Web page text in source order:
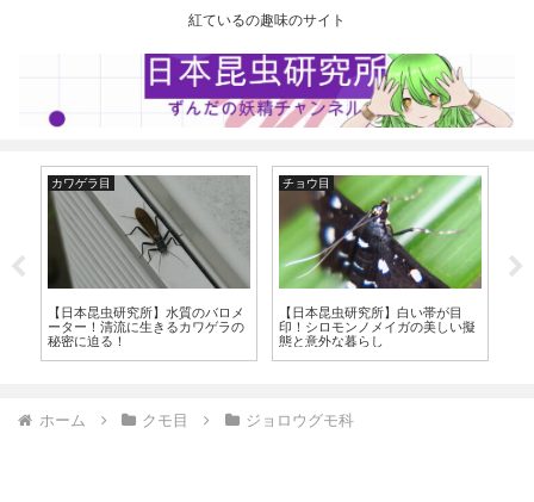
紅ているの趣味のサイト
カワゲラ目
【日本昆虫研究所】水質のバロメ
ーター！清流に生きるカワゲラの
秘密に迫る！
チョウ目
【日本昆虫研究所】白い帯が目
印！シロモンノメイガの美しい擬
態と意外な暮らし
ホーム クモ目 ジョロウグモ科